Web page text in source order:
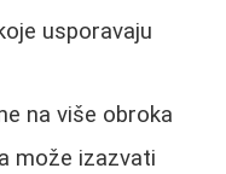
usporavaju
na više obroka
može izazvati